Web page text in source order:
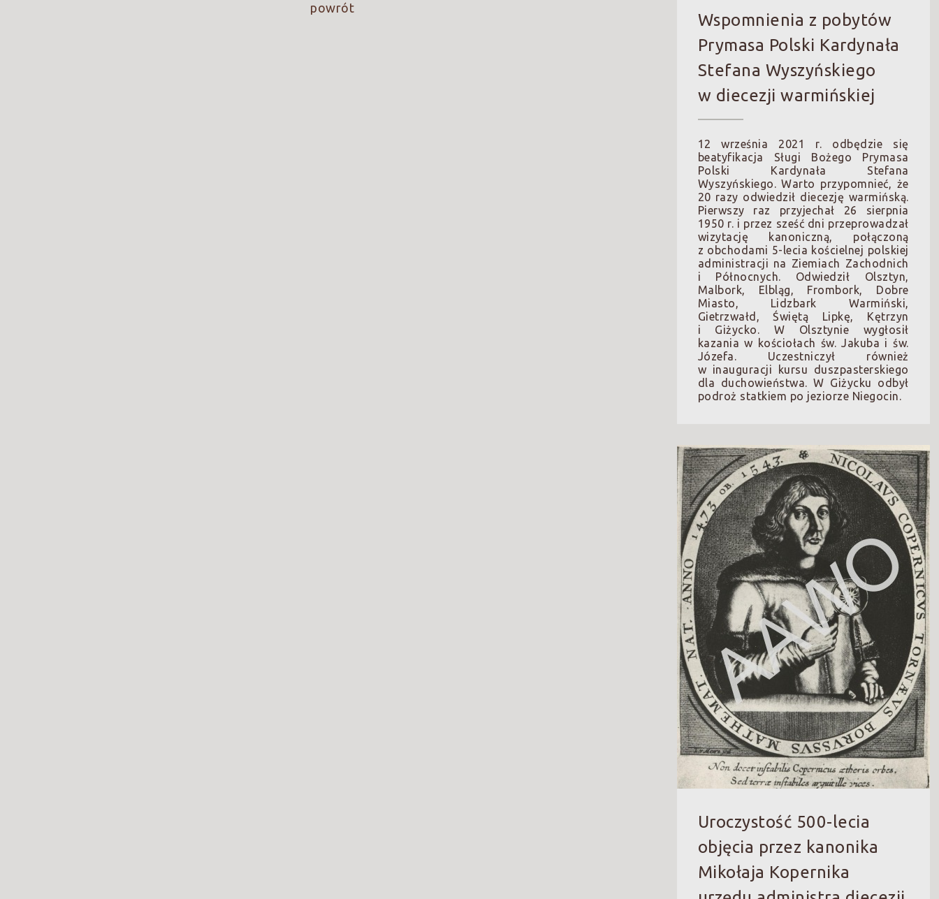
powrót
Wspomnienia z pobytów
Prymasa Polski Kardynała
Stefana Wyszyńskiego
w diecezji warmińskiej
12 września 2021 r. odbędzie się
beatyfikacja Sługi Bożego Prymasa
Polski Kardynała Stefana
Wyszyńskiego. Warto przypomnieć, że
20 razy odwiedził diecezję warmińską.
Pierwszy raz przyjechał 26 sierpnia
1950 r. i przez sześć dni przeprowadzał
wizytację kanoniczną, połączoną
z obchodami 5-lecia kościelnej polskiej
administracji na Ziemiach Zachodnich
i Północnych. Odwiedził Olsztyn,
Malbork, Elbląg, Frombork, Dobre
Miasto, Lidzbark Warmiński,
Gietrzwałd, Świętą Lipkę, Kętrzyn
i Giżycko. W Olsztynie wygłosił
kazania w kościołach św. Jakuba i św.
Józefa. Uczestniczył również
w inauguracji kursu duszpasterskiego
dla duchowieństwa. W Giżycku odbył
podroż statkiem po jeziorze Niegocin.
Uroczystość 500-lecia
objęcia przez kanonika
Mikołaja Kopernika